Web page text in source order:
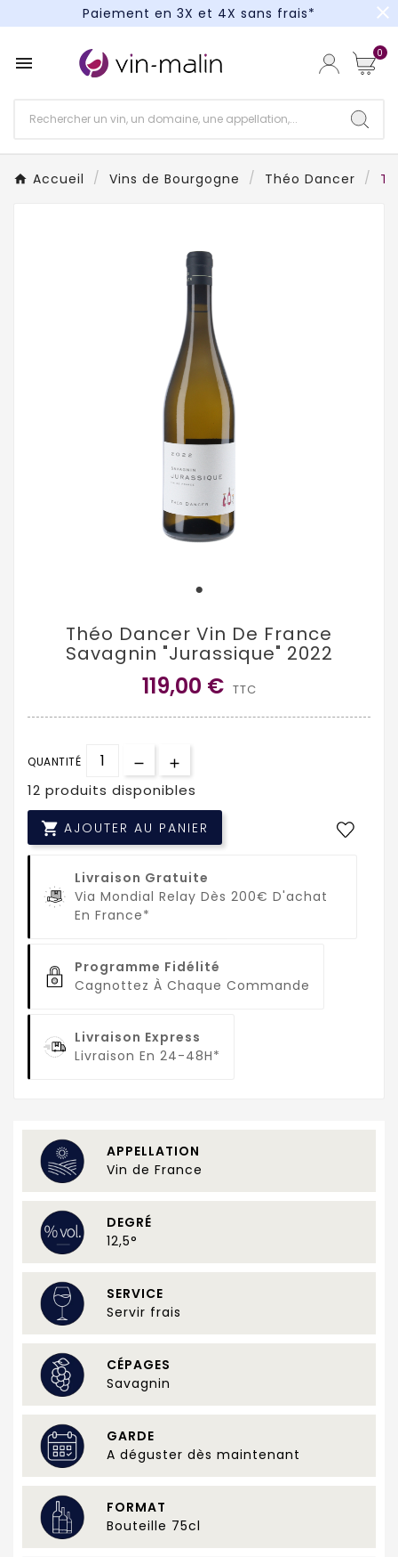
Paiement en 3X et 4X sans frais*
Paiement en 3X et 4X sans frais*
close
 0
Accueil Vins de Bourgogne Théo Dancer
Théo Dancer Vin De France
Savagnin "Jurassique" 2022
119,00 € TTC
QUANTITÉ
12 produits disponibles
 AJOUTER AU PANIER
Livraison Gratuite
Via Mondial Relay Dès 200€ D'achat
En France*
Programme Fidélité
Cagnottez À Chaque Commande
Livraison Express
Livraison En 24-48H*
APPELLATION
Vin de France
DEGRÉ
12,5°
SERVICE
Servir frais
CÉPAGES
Savagnin
GARDE
A déguster dès maintenant
FORMAT
Bouteille 75cl